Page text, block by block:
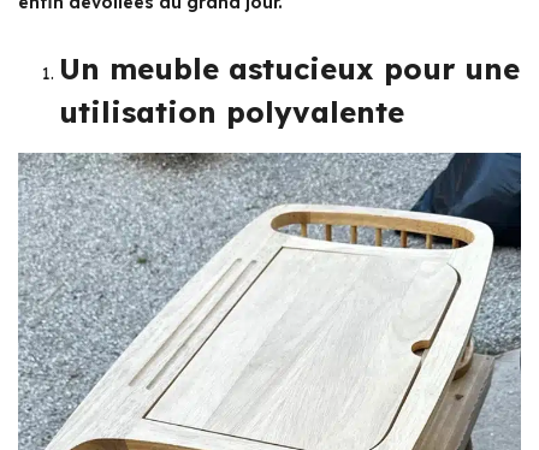
Un meuble astucieux pour une
utilisation polyvalente